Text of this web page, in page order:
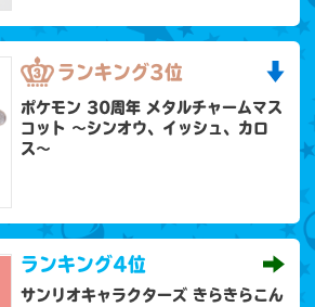
ランキング3位
ポケモン 30周年 メタルチャームマス
コット 〜シンオウ、イッシュ、カロ
ス〜
ランキング4位
サンリオキャラクターズ きらきらこん